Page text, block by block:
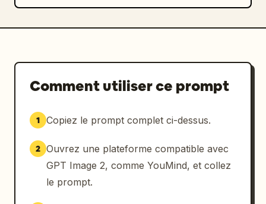
Comment utiliser ce prompt
1 Copiez le prompt complet ci-dessus.
2 Ouvrez une plateforme compatible avec
GPT Image 2, comme YouMind, et collez
le prompt.